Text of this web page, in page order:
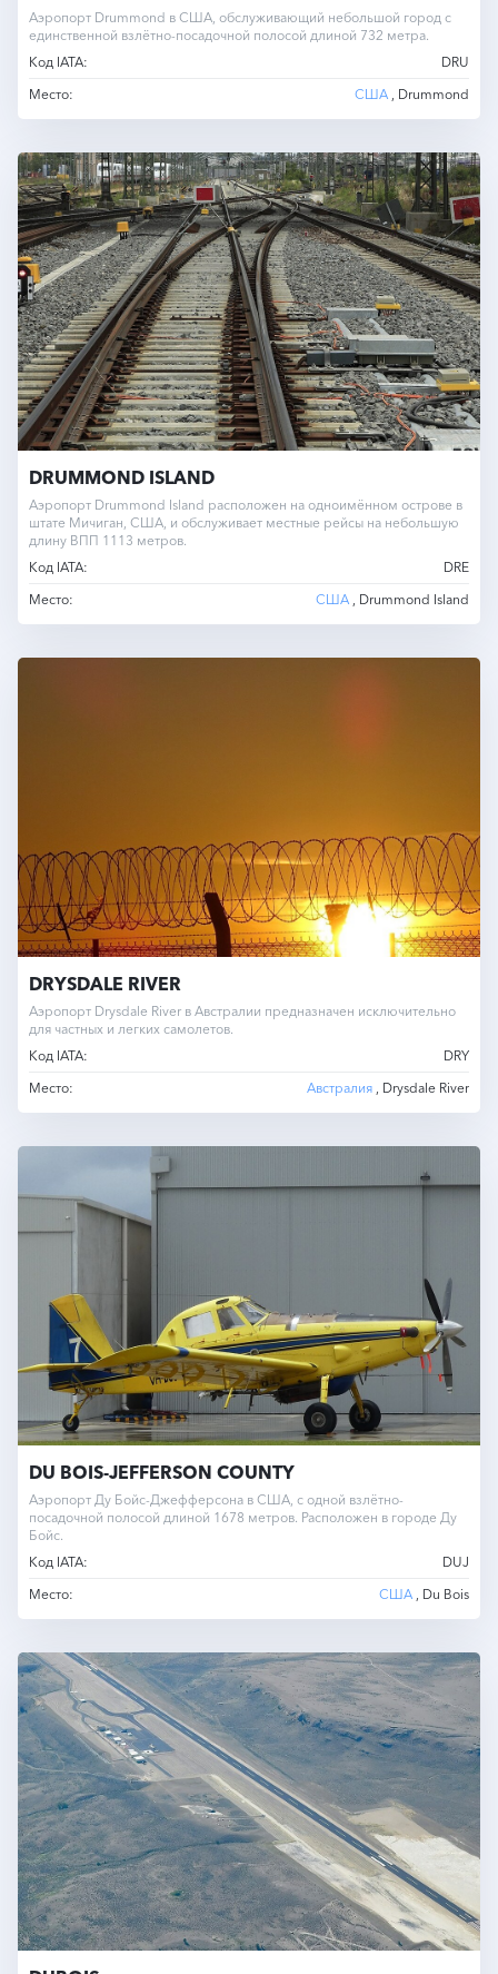
Аэропорт Drummond в США, обслуживающий небольшой город с
единственной взлётно-посадочной полосой длиной 732 метра.
Код IATA:
DRU
Место:
США , Drummond
DRUMMOND ISLAND
Аэропорт Drummond Island расположен на одноимённом острове в
штате Мичиган, США, и обслуживает местные рейсы на небольшую
длину ВПП 1113 метров.
Код IATA:
DRE
Место:
США , Drummond Island
DRYSDALE RIVER
Аэропорт Drysdale River в Австралии предназначен исключительно
для частных и легких самолетов.
Код IATA:
DRY
Место:
Австралия , Drysdale River
DU BOIS-JEFFERSON COUNTY
Аэропорт Ду Бойс-Джефферсона в США, с одной взлётно-
посадочной полосой длиной 1678 метров. Расположен в городе Ду
Бойс.
Код IATA:
DUJ
Место:
США , Du Bois